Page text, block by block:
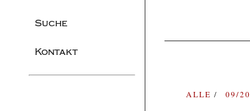
Suche
Kontakt
ALLE 09/